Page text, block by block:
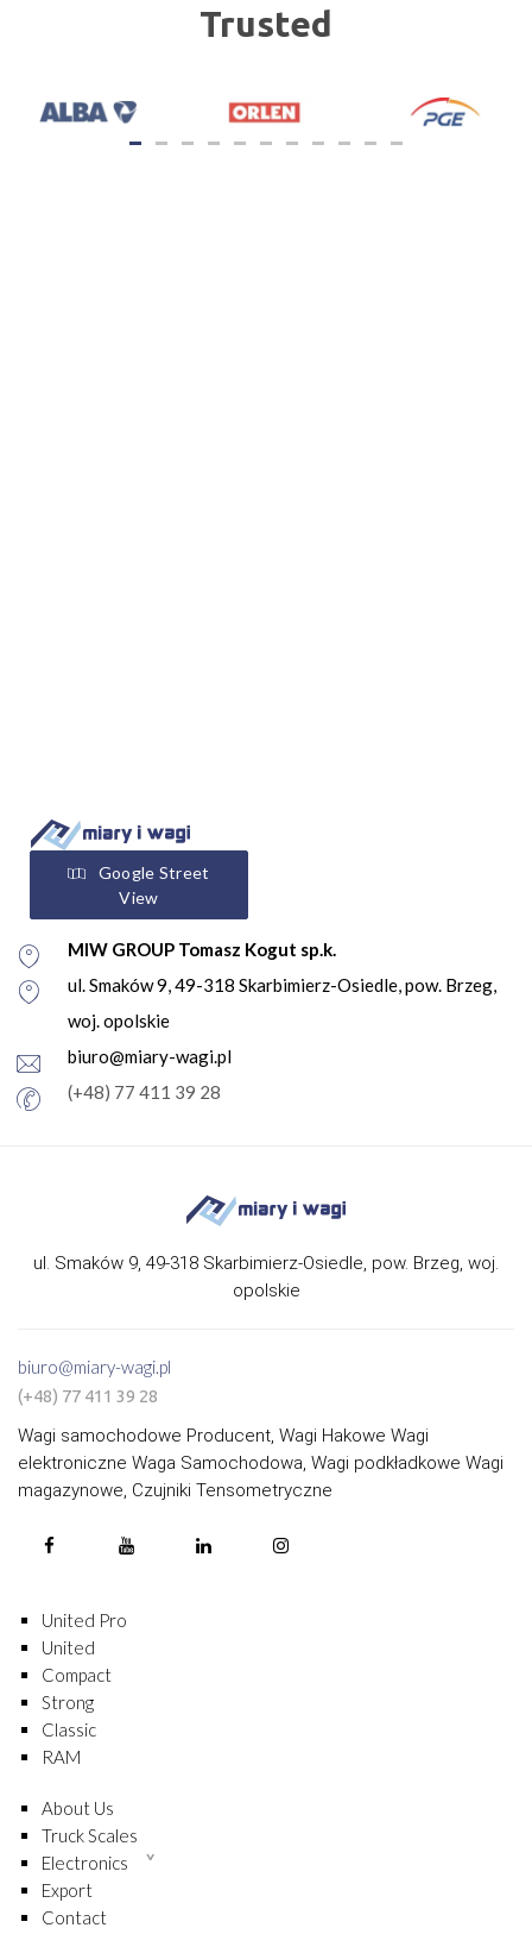
Trusted
Google Street
View
MIW GROUP Tomasz Kogut sp.k.
ul. Smaków 9, 49-318 Skarbimierz-Osiedle, pow. Brzeg,
woj. opolskie
biuro@miary-wagi.pl
(+48) 77 411 39 28
ul. Smaków 9, 49-318 Skarbimierz-Osiedle, pow. Brzeg, woj.
opolskie
biuro@miary-wagi.pl
(+48) 77 411 39 28
Wagi samochodowe Producent, Wagi Hakowe Wagi
elektroniczne Waga Samochodowa, Wagi podkładkowe Wagi
magazynowe, Czujniki Tensometryczne
United Pro
United
Compact
Strong
Classic
RAM
About Us
Truck Scales
Electronics
Export
Contact